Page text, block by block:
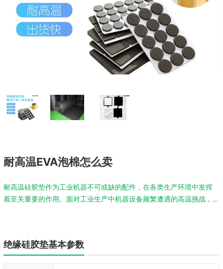
耐高温EVA泡棉怎么卖
耐高温硅胶垫作为工业机器不可或缺的配件，在各类生产环境中发挥
着至关重要的作用。面对工业生产中机器设备频繁遭遇的高温挑战，...
绝缘硅胶垫基本参数